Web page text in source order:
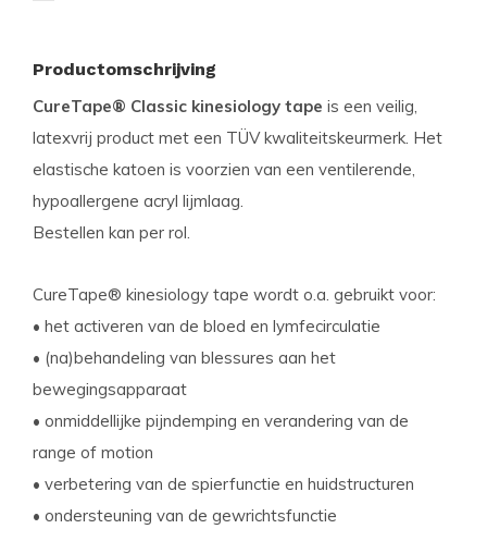
Productomschrijving
CureTape® Classic kinesiology tape is een veilig,
latexvrij product met een TÜV kwaliteitskeurmerk. Het
elastische katoen is voorzien van een ventilerende,
hypoallergene acryl lijmlaag.
Bestellen kan per rol.
CureTape® kinesiology tape wordt o.a. gebruikt voor:
• het activeren van de bloed en lymfecirculatie
• (na)behandeling van blessures aan het
bewegingsapparaat
• onmiddellijke pijndemping en verandering van de
range of motion
• verbetering van de spierfunctie en huidstructuren
• ondersteuning van de gewrichtsfunctie